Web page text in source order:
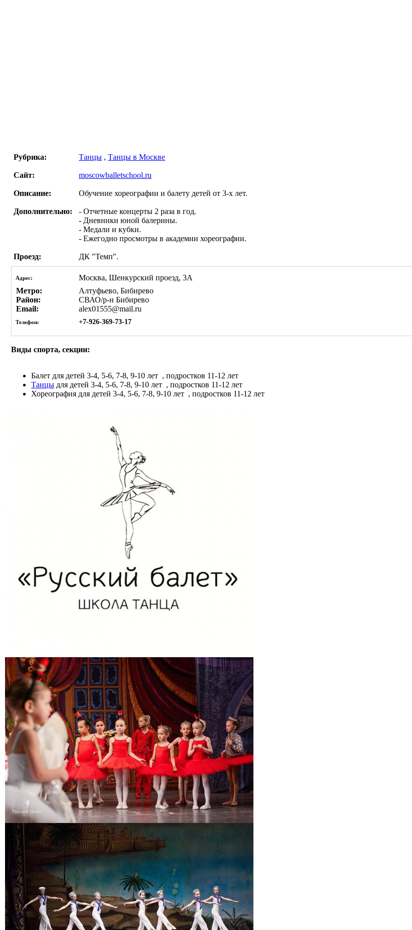
Рубрика:
Танцы , Танцы в Москве
Сайт: moscowballetschool.ru
Описание: Обучение хореографии и балету детей от 3-х лет.
Дополнительно:
- Отчетные концерты 2 раза в год.
- Дневники юной балерины.
- Медали и кубки.
- Ежегодно просмотры в академии хореографии.
Проезд: ДК "Темп".
Адрес:
Москва, Шенкурский проезд, 3А
Метро:
Алтуфьево, Бибирево
Район:
СВАО/р-н Бибирево
Email:
alex01555@mail.ru
Телефон: +7-926-369-73-17
Виды спорта, секции:
Балет для детей 3-4, 5-6, 7-8, 9-10 лет , подростков 11-12 лет
Танцы для детей 3-4, 5-6, 7-8, 9-10 лет , подростков 11-12 лет
Хореография для детей 3-4, 5-6, 7-8, 9-10 лет , подростков 11-12 лет